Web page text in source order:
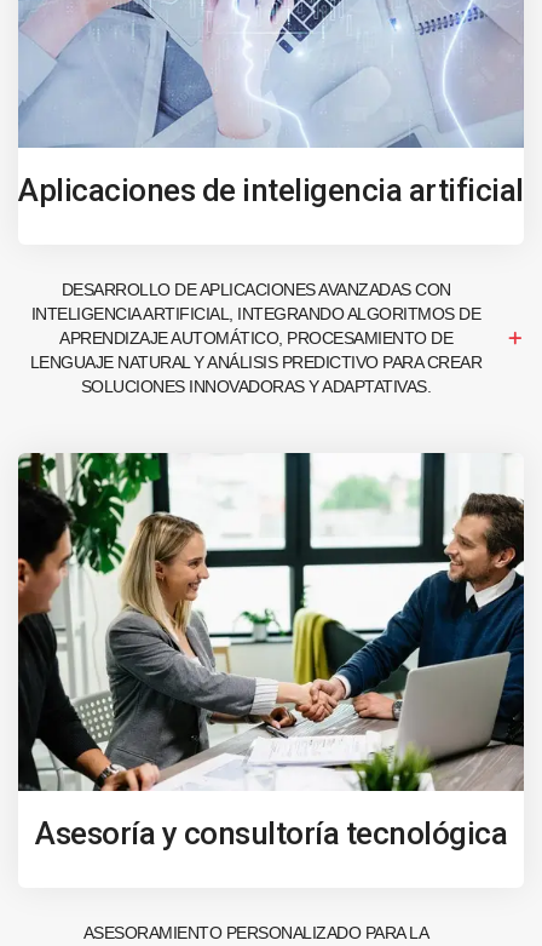
Aplicaciones de inteligencia artificial
DESARROLLO DE APLICACIONES AVANZADAS CON
INTELIGENCIA ARTIFICIAL, INTEGRANDO ALGORITMOS DE
APRENDIZAJE AUTOMÁTICO, PROCESAMIENTO DE
LENGUAJE NATURAL Y ANÁLISIS PREDICTIVO PARA CREAR
SOLUCIONES INNOVADORAS Y ADAPTATIVAS.
Asesoría y consultoría tecnológica
ASESORAMIENTO PERSONALIZADO PARA LA